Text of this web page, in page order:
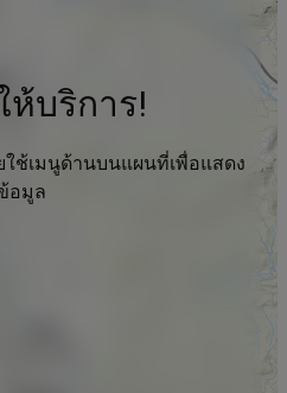
ห้บริการ!
ใช้เมนูด้านบนแผนที่เพื่อแสดง
อมูล